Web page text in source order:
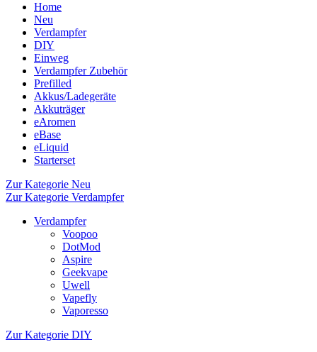
Home
Neu
Verdampfer
DIY
Einweg
Verdampfer Zubehör
Prefilled
Akkus/Ladegeräte
Akkuträger
eAromen
eBase
eLiquid
Starterset
Zur Kategorie Neu
Zur Kategorie Verdampfer
Verdampfer
Voopoo
DotMod
Aspire
Geekvape
Uwell
Vapefly
Vaporesso
Zur Kategorie DIY